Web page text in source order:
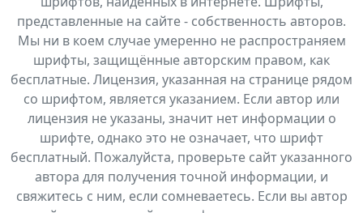
представленные на сайте - собственность авторов.
Мы ни в коем случае умеренно не распространяем
шрифты, защищённые авторским правом, как
бесплатные. Лицензия, указанная на странице рядом
со шрифтом, является указанием. Если автор или
лицензия не указаны, значит нет информации о
шрифте, однако это не означает, что шрифт
бесплатный. Пожалуйста, проверьте сайт указанного
автора для получения точной информации, и
свяжитесь с ним, если сомневаетесь. Если вы автор